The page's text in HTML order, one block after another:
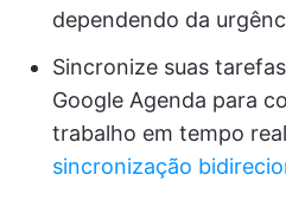
dependendo da
Sincronize suas
Google Agenda para
trabalho em tempo
sincronização